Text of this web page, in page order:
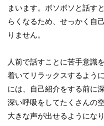
まいます。ボソボソと話す
らくなるため、せっかく自
りません。
人前で話すことに苦手意識
着いてリラックスするよう
には、自己紹介をする前に
深い呼吸をしてたくさんの
大きな声が出せるようになり